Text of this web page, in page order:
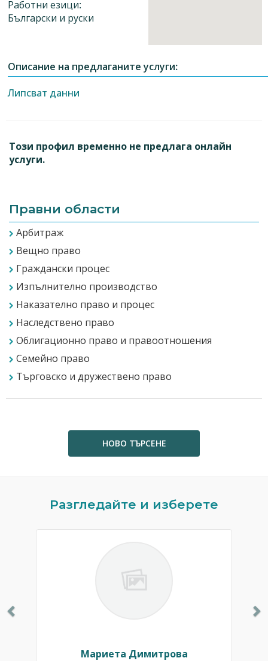
Работни езици:
Български и руски
Описание на предлаганите услуги:
Липсват данни
Този профил временно не предлага онлайн
услуги.
Правни области
Арбитраж
Вещно право
Граждански процес
Изпълнително производство
Наказателно право и процес
Наследствено право
Облигационно право и правоотношения
Семейно право
Търговско и дружествено право
НОВО ТЪРСЕНЕ
Разгледайте и изберете
Мариета Димитрова